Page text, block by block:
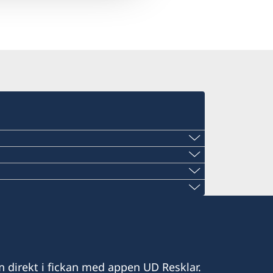
i fickan med appen UD Resklar.